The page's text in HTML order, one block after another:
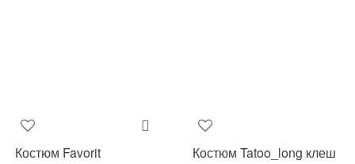
Костюм Favorit
Костюм Tatoo_long клеш